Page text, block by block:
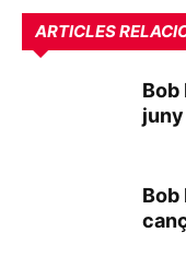
ARTICLES
Bob
Bob